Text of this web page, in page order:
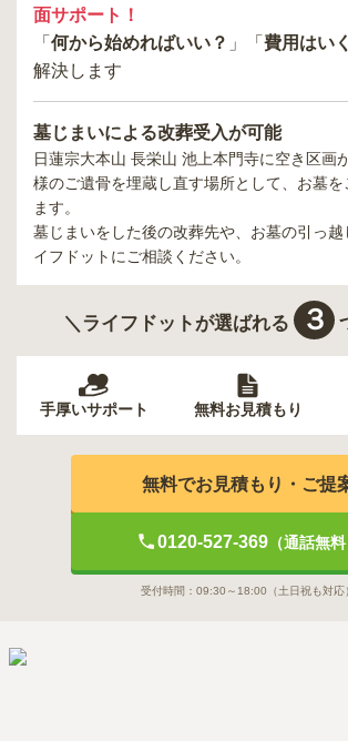
面サポート！
「 何から始めればいい？ 」「 費用はい
解決します
墓じまいによる改葬受入が可能
日蓮宗大本山 長栄山 池上本門寺に空き区画
様のご遺骨を埋蔵し直す場所として、お墓を
ます。
墓じまいをした後の改葬先や、お墓の引っ越
イフドットにご相談ください。
＼ライフドットが選ばれる ３
手厚いサポート 無料お見積もり
無料でお見積もり・ご提
0120-527-369（通話無料
受付時間： 09:30～18:00 （土日祝も対応